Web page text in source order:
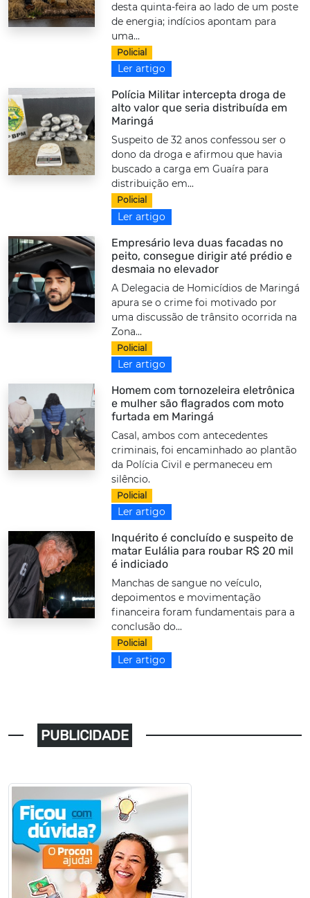
desta quinta-feira ao lado de um poste
de energia; indícios apontam para
uma...
Policial
Ler artigo
Polícia Militar intercepta droga de
alto valor que seria distribuída em
Maringá
Suspeito de 32 anos confessou ser o
dono da droga e afirmou que havia
buscado a carga em Guaíra para
distribuição em...
Policial
Ler artigo
Empresário leva duas facadas no
peito, consegue dirigir até prédio e
desmaia no elevador
A Delegacia de Homicídios de Maringá
apura se o crime foi motivado por
uma discussão de trânsito ocorrida na
Zona...
Policial
Ler artigo
Homem com tornozeleira eletrônica
e mulher são flagrados com moto
furtada em Maringá
Casal, ambos com antecedentes
criminais, foi encaminhado ao plantão
da Polícia Civil e permaneceu em
silêncio.
Policial
Ler artigo
Inquérito é concluído e suspeito de
matar Eulália para roubar R$ 20 mil
é indiciado
Manchas de sangue no veículo,
depoimentos e movimentação
financeira foram fundamentais para a
conclusão do...
Policial
Ler artigo
PUBLICIDADE